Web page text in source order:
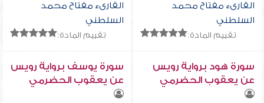
القارىء مفتاح محمد
السلطني
تقييم المادة:
القارىء مفتاح محمد
السلطني
تقييم المادة:
سورة هود برواية رويس
عن يعقوب الحضرمي
سورة يوسف برواية رويس
عن يعقوب الحضرمي